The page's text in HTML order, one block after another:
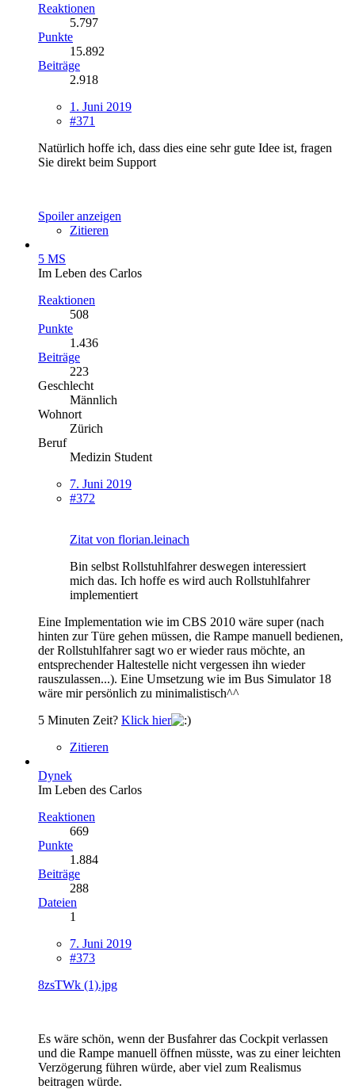
Reaktionen
5.797
Punkte
15.892
Beiträge
2.918
1. Juni 2019
#371
Natürlich hoffe ich, dass dies eine sehr gute Idee ist, fragen
Sie direkt beim Support
Spoiler anzeigen
Zitieren
5 MS
Im Leben des Carlos
Reaktionen
508
Punkte
1.436
Beiträge
223
Geschlecht
Männlich
Wohnort
Zürich
Beruf
Medizin Student
7. Juni 2019
#372
Zitat von florian.leinach
Bin selbst Rollstuhlfahrer deswegen interessiert
mich das. Ich hoffe es wird auch Rollstuhlfahrer
implementiert
Eine Implementation wie im CBS 2010 wäre super (nach
hinten zur Türe gehen müssen, die Rampe manuell bedienen,
der Rollstuhlfahrer sagt wo er wieder raus möchte, an
entsprechender Haltestelle nicht vergessen ihn wieder
rauszulassen...). Eine Umsetzung wie im Bus Simulator 18
wäre mir persönlich zu minimalistisch^^
5 Minuten Zeit? Klick hier
Zitieren
Dynek
Im Leben des Carlos
Reaktionen
669
Punkte
1.884
Beiträge
288
Dateien
1
7. Juni 2019
#373
8zsTWk (1).jpg
Es wäre schön, wenn der Busfahrer das Cockpit verlassen
und die Rampe manuell öffnen müsste, was zu einer leichten
Verzögerung führen würde, aber viel zum Realismus
beitragen würde.